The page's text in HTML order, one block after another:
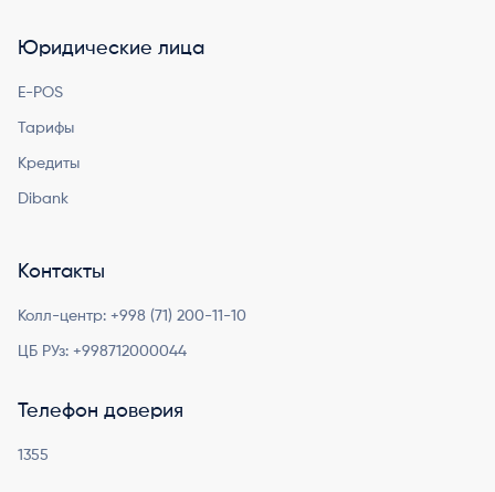
Юридические лица
E-POS
Тарифы
Кредиты
Dibank
Контакты
Колл-центр: +998 (71) 200-11-10
ЦБ РУз: +998712000044
Телефон доверия
1355